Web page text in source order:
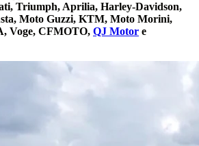
Triumph, Aprilia, Harley-Davidson,
Moto Guzzi, KTM, Moto Morini,
Voge, CFMOTO, QJ Motor e